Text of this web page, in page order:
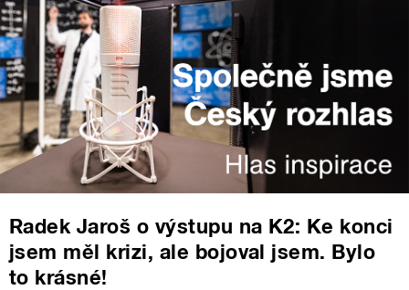
Radek Jaroš o výstupu na K2: Ke konci
jsem měl krizi, ale bojoval jsem. Bylo
to krásné!